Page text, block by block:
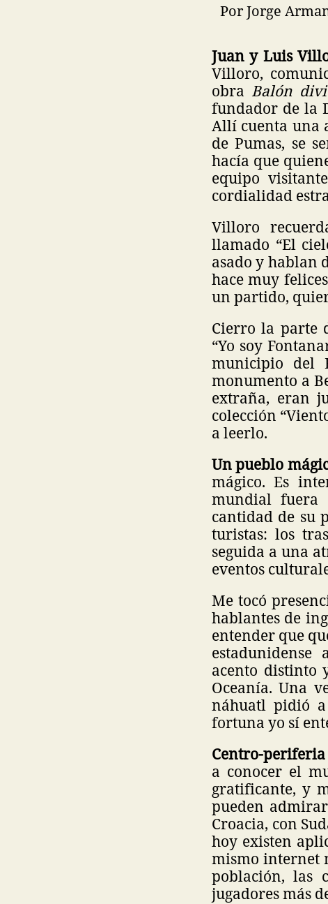
Por Jorge
Juan y Luis
Villoro,
obra Balón
fundador de la
Allí cuenta una
de Pumas, se
hacía que
equipo
cordialidad
Villoro
llamado “El
asado y hablan
hace muy
un partido,
Cierro la parte
“Yo soy
municipio del
monumento a
extraña, eran
colección
a leerlo.
Un pueblo
mágico. Es
mundial fuera
cantidad de su
turistas: los
seguida a una
eventos
Me tocó
hablantes de
entender que
acento distinto
Oceanía. Una
náhuatl pidió a
fortuna yo sí
Centro-
a conocer el
gratificante, y
pueden
Croacia, con
hoy existen
mismo internet
población, las
jugadores más